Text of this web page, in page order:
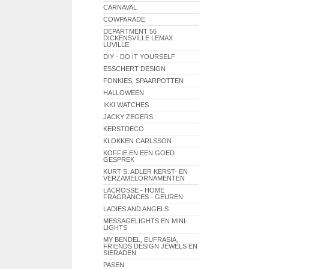
CARNAVAL
COWPARADE
DEPARTMENT 56
DICKENSVILLE LEMAX
LUVILLE
DIY - DO IT YOURSELF
ESSCHERT DESIGN
FONKIES, SPAARPOTTEN
HALLOWEEN
IKKI WATCHES
JACKY ZEGERS
KERSTDECO
KLOKKEN CARLSSON
KOFFIE EN EEN GOED
GESPREK
KURT S. ADLER KERST- EN
VERZAMELORNAMENTEN
LACROSSE - HOME
FRAGRANCES - GEUREN
LADIES AND ANGELS
MESSAGELIGHTS EN MINI-
LIGHTS
MY BENDEL, EUFRASIA,
FRIENDS DESIGN JEWELS EN
SIERADEN
PASEN